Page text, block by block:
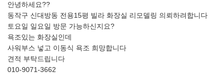
안녕하세요??
동작구 신대방동 전용15평 빌라 화장실 리모델링 의뢰하려합니다
토요일 일요일 방문 가능하신지요?
욕조있는 화장실인데
사워부스 넣고 이동식 욕조 희망합니다
견적 부탁드립니다
010-9071-3662